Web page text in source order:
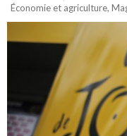
Économie et agriculture,